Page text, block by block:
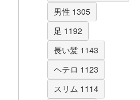
男性 1305
足 1192
長い髪 1143
ヘテロ 1123
スリム 1114